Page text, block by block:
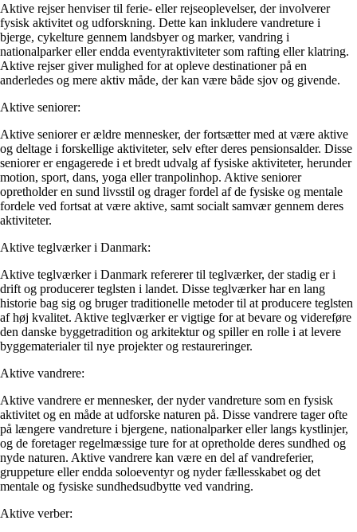
Aktive rejser henviser til ferie- eller rejseoplevelser, der involverer
fysisk aktivitet og udforskning. Dette kan inkludere vandreture i
bjerge, cykelture gennem landsbyer og marker, vandring i
nationalparker eller endda eventyraktiviteter som rafting eller klatring.
Aktive rejser giver mulighed for at opleve destinationer på en
anderledes og mere aktiv måde, der kan være både sjov og givende.
Aktive seniorer:
Aktive seniorer er ældre mennesker, der fortsætter med at være aktive
og deltage i forskellige aktiviteter, selv efter deres pensionsalder. Disse
seniorer er engagerede i et bredt udvalg af fysiske aktiviteter, herunder
motion, sport, dans, yoga eller tranpolinhop. Aktive seniorer
opretholder en sund livsstil og drager fordel af de fysiske og mentale
fordele ved fortsat at være aktive, samt socialt samvær gennem deres
aktiviteter.
Aktive teglværker i Danmark:
Aktive teglværker i Danmark refererer til teglværker, der stadig er i
drift og producerer teglsten i landet. Disse teglværker har en lang
historie bag sig og bruger traditionelle metoder til at producere teglsten
af høj kvalitet. Aktive teglværker er vigtige for at bevare og videreføre
den danske byggetradition og arkitektur og spiller en rolle i at levere
byggematerialer til nye projekter og restaureringer.
Aktive vandrere:
Aktive vandrere er mennesker, der nyder vandreture som en fysisk
aktivitet og en måde at udforske naturen på. Disse vandrere tager ofte
på længere vandreture i bjergene, nationalparker eller langs kystlinjer,
og de foretager regelmæssige ture for at opretholde deres sundhed og
nyde naturen. Aktive vandrere kan være en del af vandreferier,
gruppeture eller endda soloeventyr og nyder fællesskabet og det
mentale og fysiske sundhedsudbytte ved vandring.
Aktive verber: